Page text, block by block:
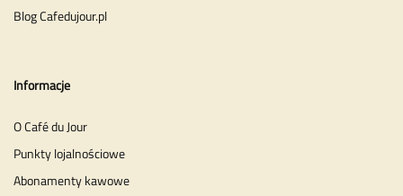
Blog Cafedujour.pl
Informacje
O Café du Jour
Punkty lojalnościowe
Abonamenty kawowe